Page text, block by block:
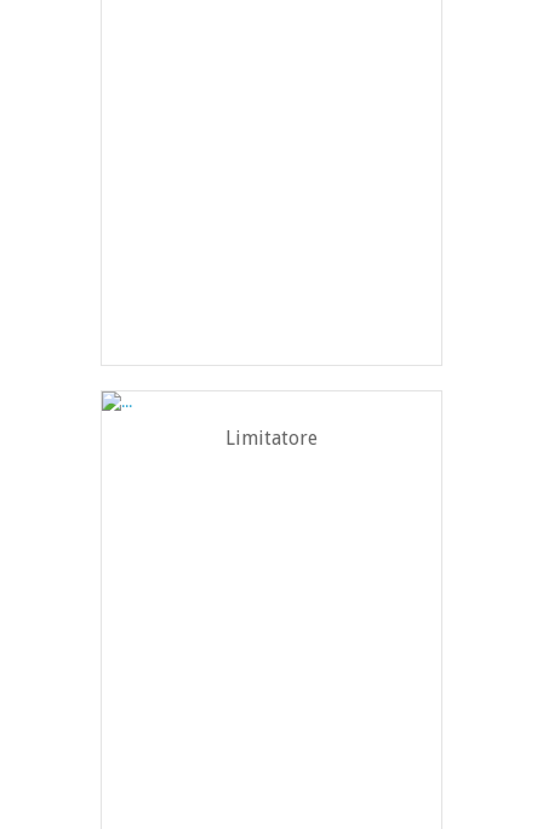
Limitatore